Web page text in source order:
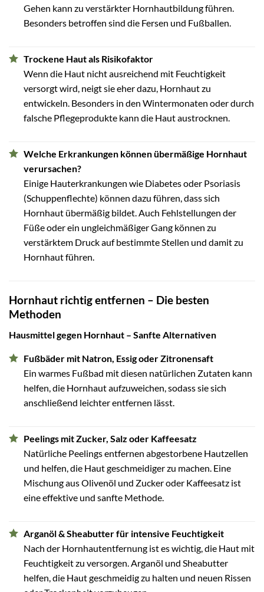
Gehen kann zu verstärkter Hornhautbildung führen.
Besonders betroffen sind die Fersen und Fußballen.
Trockene Haut als Risikofaktor
Wenn die Haut nicht ausreichend mit Feuchtigkeit
versorgt wird, neigt sie eher dazu, Hornhaut zu
entwickeln. Besonders in den Wintermonaten oder durch
falsche Pflegeprodukte kann die Haut austrocknen.
Welche Erkrankungen können übermäßige Hornhaut
verursachen?
Einige Hauterkrankungen wie Diabetes oder Psoriasis
(Schuppenflechte) können dazu führen, dass sich
Hornhaut übermäßig bildet. Auch Fehlstellungen der
Füße oder ein ungleichmäßiger Gang können zu
verstärktem Druck auf bestimmte Stellen und damit zu
Hornhaut führen.
Hornhaut richtig entfernen – Die besten
Methoden
Hausmittel gegen Hornhaut – Sanfte Alternativen
Fußbäder mit Natron, Essig oder Zitronensaft
Ein warmes Fußbad mit diesen natürlichen Zutaten kann
helfen, die Hornhaut aufzuweichen, sodass sie sich
anschließend leichter entfernen lässt.
Peelings mit Zucker, Salz oder Kaffeesatz
Natürliche Peelings entfernen abgestorbene Hautzellen
und helfen, die Haut geschmeidiger zu machen. Eine
Mischung aus Olivenöl und Zucker oder Kaffeesatz ist
eine effektive und sanfte Methode.
Arganöl & Sheabutter für intensive Feuchtigkeit
Nach der Hornhautentfernung ist es wichtig, die Haut mit
Feuchtigkeit zu versorgen. Arganöl und Sheabutter
helfen, die Haut geschmeidig zu halten und neuen Rissen